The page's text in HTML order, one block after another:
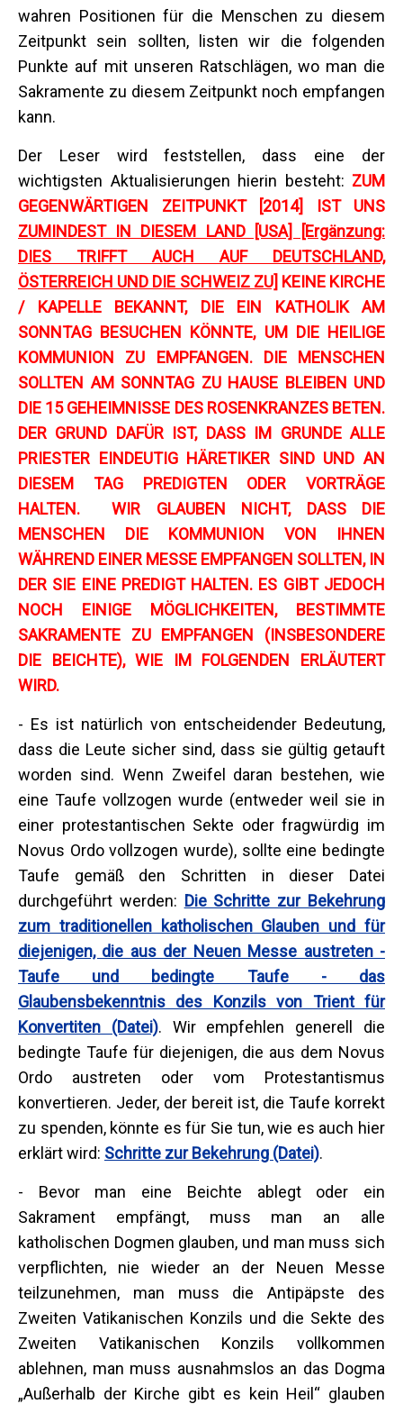
wahren Positionen für die Menschen zu diesem
Zeitpunkt sein sollten, listen wir die folgenden
Punkte auf mit unseren Ratschlägen, wo man die
Sakramente zu diesem Zeitpunkt noch empfangen
kann.
Der Leser wird feststellen, dass eine der
wichtigsten Aktualisierungen hierin besteht: ZUM
GEGENWÄRTIGEN ZEITPUNKT [2014] IST UNS
ZUMINDEST IN DIESEM LAND [USA] [Ergänzung:
DIES TRIFFT AUCH AUF DEUTSCHLAND,
ÖSTERREICH UND DIE SCHWEIZ ZU] KEINE KIRCHE
/ KAPELLE BEKANNT, DIE EIN KATHOLIK AM
SONNTAG BESUCHEN KÖNNTE, UM DIE HEILIGE
KOMMUNION ZU EMPFANGEN. DIE MENSCHEN
SOLLTEN AM SONNTAG ZU HAUSE BLEIBEN UND
DIE 15 GEHEIMNISSE DES ROSENKRANZES BETEN.
DER GRUND DAFÜR IST, DASS IM GRUNDE ALLE
PRIESTER EINDEUTIG HÄRETIKER SIND UND AN
DIESEM TAG PREDIGTEN ODER VORTRÄGE
HALTEN. WIR GLAUBEN NICHT, DASS DIE
MENSCHEN DIE KOMMUNION VON IHNEN
WÄHREND EINER MESSE EMPFANGEN SOLLTEN, IN
DER SIE EINE PREDIGT HALTEN. ES GIBT JEDOCH
NOCH EINIGE MÖGLICHKEITEN, BESTIMMTE
SAKRAMENTE ZU EMPFANGEN (INSBESONDERE
DIE BEICHTE), WIE IM FOLGENDEN ERLÄUTERT
WIRD.
- Es ist natürlich von entscheidender Bedeutung,
dass die Leute sicher sind, dass sie gültig getauft
worden sind. Wenn Zweifel daran bestehen, wie
eine Taufe vollzogen wurde (entweder weil sie in
einer protestantischen Sekte oder fragwürdig im
Novus Ordo vollzogen wurde), sollte eine bedingte
Taufe gemäß den Schritten in dieser Datei
durchgeführt werden: Die Schritte zur Bekehrung
zum traditionellen katholischen Glauben und für
diejenigen, die aus der Neuen Messe austreten -
Taufe und bedingte Taufe - das
Glaubensbekenntnis des Konzils von Trient für
Konvertiten (Datei). Wir empfehlen generell die
bedingte Taufe für diejenigen, die aus dem Novus
Ordo austreten oder vom Protestantismus
konvertieren. Jeder, der bereit ist, die Taufe korrekt
zu spenden, könnte es für Sie tun, wie es auch hier
erklärt wird: Schritte zur Bekehrung (Datei).
- Bevor man eine Beichte ablegt oder ein
Sakrament empfängt, muss man an alle
katholischen Dogmen glauben, und man muss sich
verpflichten, nie wieder an der Neuen Messe
teilzunehmen, man muss die Antipäpste des
Zweiten Vatikanischen Konzils und die Sekte des
Zweiten Vatikanischen Konzils vollkommen
ablehnen, man muss ausnahmslos an das Dogma
„Außerhalb der Kirche gibt es kein Heil“ glauben